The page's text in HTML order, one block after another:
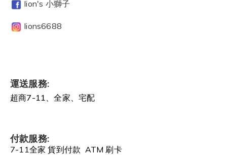
lion's 小獅子
lions6688
運送服務:
超商7-11、全家、宅配
付款服務:
7-11全家 貨到付款 ATM 刷卡